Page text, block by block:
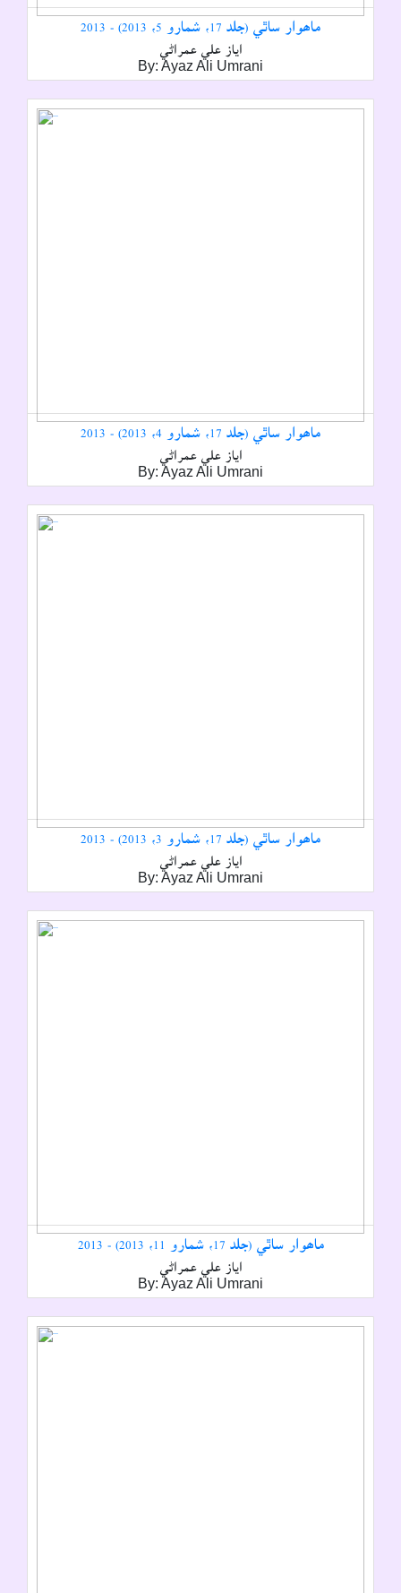
ماھوار ساٿي (جلد 17، شمارو 5، 2013) - 2013
اياز علي عمراڻي
By: Ayaz Ali Umrani
ماھوار ساٿي (جلد 17، شمارو 4، 2013) - 2013
اياز علي عمراڻي
By: Ayaz Ali Umrani
ماھوار ساٿي (جلد 17، شمارو 3، 2013) - 2013
اياز علي عمراڻي
By: Ayaz Ali Umrani
ماھوار ساٿي (جلد 17، شمارو 11، 2013) - 2013
اياز علي عمراڻي
By: Ayaz Ali Umrani